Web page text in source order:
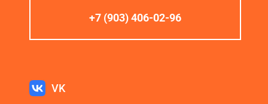
+7 (903) 406-02-96
VK